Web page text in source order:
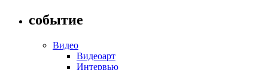
событие
Видео
Видеоарт
Интервью